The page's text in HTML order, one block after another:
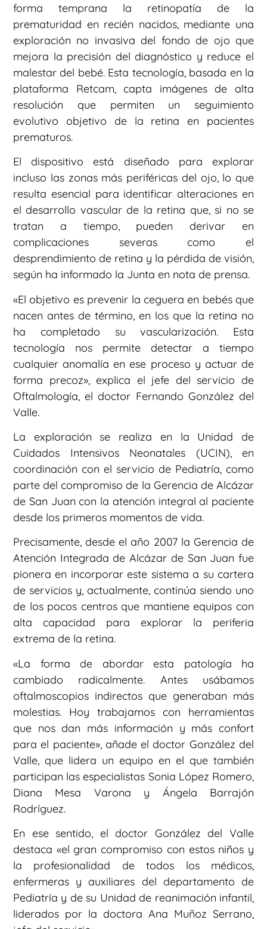
forma temprana la retinopatía de la
prematuridad en recién nacidos, mediante una
exploración no invasiva del fondo de ojo que
mejora la precisión del diagnóstico y reduce el
malestar del bebé. Esta tecnología, basada en la
plataforma Retcam, capta imágenes de alta
resolución que permiten un seguimiento
evolutivo objetivo de la retina en pacientes
prematuros.
El dispositivo está diseñado para explorar
incluso las zonas más periféricas del ojo, lo que
resulta esencial para identificar alteraciones en
el desarrollo vascular de la retina que, si no se
tratan a tiempo, pueden derivar en
complicaciones severas como el
desprendimiento de retina y la pérdida de visión,
según ha informado la Junta en nota de prensa.
«El objetivo es prevenir la ceguera en bebés que
nacen antes de término, en los que la retina no
ha completado su vascularización. Esta
tecnología nos permite detectar a tiempo
cualquier anomalía en ese proceso y actuar de
forma precoz», explica el jefe del servicio de
Oftalmología, el doctor Fernando González del
Valle.
La exploración se realiza en la Unidad de
Cuidados Intensivos Neonatales (UCIN), en
coordinación con el servicio de Pediatría, como
parte del compromiso de la Gerencia de Alcázar
de San Juan con la atención integral al paciente
desde los primeros momentos de vida.
Precisamente, desde el año 2007 la Gerencia de
Atención Integrada de Alcázar de San Juan fue
pionera en incorporar este sistema a su cartera
de servicios y, actualmente, continúa siendo uno
de los pocos centros que mantiene equipos con
alta capacidad para explorar la periferia
extrema de la retina.
«La forma de abordar esta patología ha
cambiado radicalmente. Antes usábamos
oftalmoscopios indirectos que generaban más
molestias. Hoy trabajamos con herramientas
que nos dan más información y más confort
para el paciente», añade el doctor González del
Valle, que lidera un equipo en el que también
participan las especialistas Sonia López Romero,
Diana Mesa Varona y Ángela Barrajón
Rodríguez.
En ese sentido, el doctor González del Valle
destaca «el gran compromiso con estos niños y
la profesionalidad de todos los médicos,
enfermeras y auxiliares del departamento de
Pediatría y de su Unidad de reanimación infantil,
liderados por la doctora Ana Muñoz Serrano,